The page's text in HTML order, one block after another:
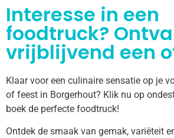
Interesse in een
foodtruck?
vrijblijvend een
Klaar voor een culinaire sensatie op je
of feest in Borgerhout? Klik nu op
boek de perfecte foodtruck!
Ontdek de smaak van gemak, variëteit